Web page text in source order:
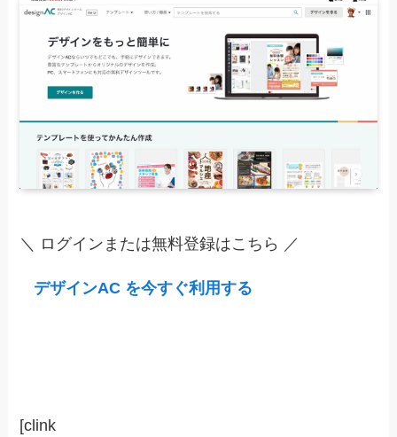
＼ ログインまたは無料登録はこちら ／
デザインAC を今すぐ利用する
[clink